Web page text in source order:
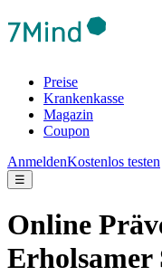
Preise
Krankenkasse
Magazin
Coupon
AnmeldenKostenlos testen
☰
Online
Erholsamer